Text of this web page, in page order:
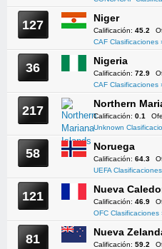
127 Niger
Calificación: 45.2
CAF Clasificaciones
36 Nigeria
Calificación: 72.9
CAF Clasificaciones
217 Northern
Calificación: 0.1
Unknown
58 Noruega
Calificación: 64.3
UEFA
121 Nueva
Calificación: 46.9
OFC Clasificaciones
81 Nueva
Calificación: 59.2